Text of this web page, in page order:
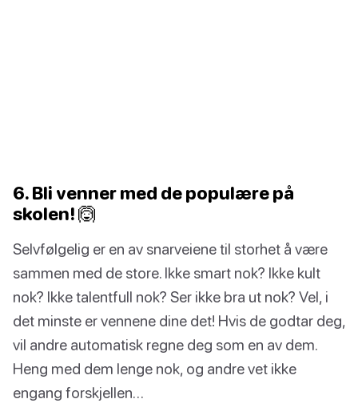
6. Bli venner med de populære på
skolen! 🙆
Selvfølgelig er en av snarveiene til storhet å være
sammen med de store. Ikke smart nok? Ikke kult
nok? Ikke talentfull nok? Ser ikke bra ut nok? Vel, i
det minste er vennene dine det! Hvis de godtar deg,
vil andre automatisk regne deg som en av dem.
Heng med dem lenge nok, og andre vet ikke
engang forskjellen…